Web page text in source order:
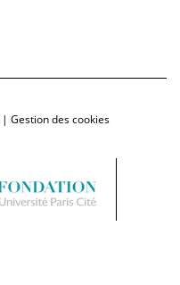
| Gestion des cookies